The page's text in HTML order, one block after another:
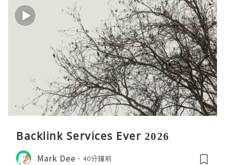
Backlink Services Ever 2026
Mark Dee 40分鐘前